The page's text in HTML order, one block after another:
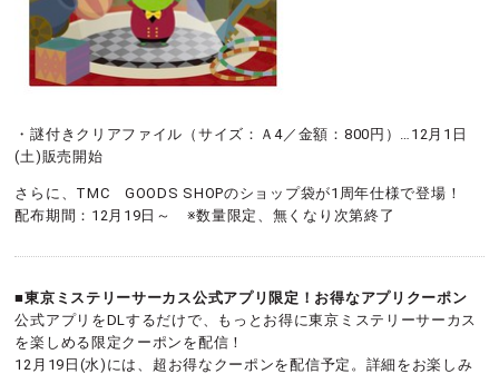
・謎付きクリアファイル（サイズ：Ａ4／金額：800円）…12月1日
(土)販売開始
さらに、TMC GOODS SHOPのショップ袋が1周年仕様で登場！
配布期間：12月19日～ ※数量限定、無くなり次第終了
■東京ミステリーサーカス公式アプリ限定！お得なアプリクーポン
公式アプリをDLするだけで、もっとお得に東京ミステリーサーカス
を楽しめる限定クーポンを配信！
12月19日(水)には、超お得なクーポンを配信予定。詳細をお楽しみ